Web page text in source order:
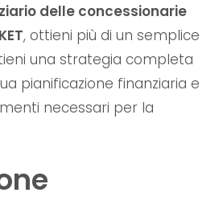
delle concessionarie
, ottieni più di un semplice
una strategia completa
pianificazione finanziaria e
necessari per la